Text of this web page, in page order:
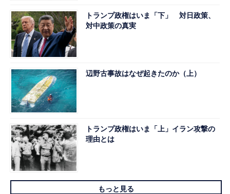
トランプ政権はいま「下」 対日政策、
対中政策の真実
辺野古事故はなぜ起きたのか（上）
トランプ政権はいま「上」イラン攻撃の
理由とは
もっと見る